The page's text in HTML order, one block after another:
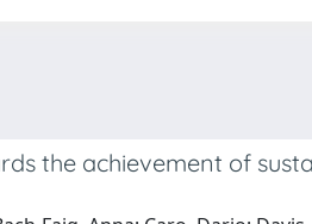
the achievement of